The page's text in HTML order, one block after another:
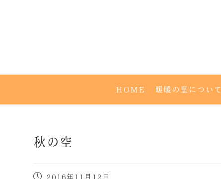
HOME 暖暖の里について
秋の空
2016年11月12日